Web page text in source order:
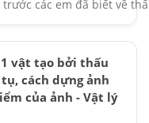
trước các em đã biết về
vật tạo bởi thấu
cách dựng ảnh
của ảnh - Vật lý